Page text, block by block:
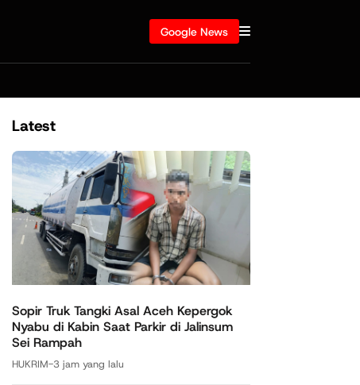
Google News
Latest
Sopir Truk Tangki Asal Aceh Kepergok
Nyabu di Kabin Saat Parkir di Jalinsum
Sei Rampah
HUKRIM-3 jam yang lalu